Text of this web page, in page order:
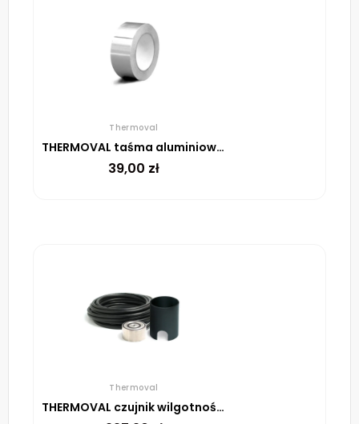
Thermoval
THERMOVAL taśma aluminiowa samoprzylepna, 48 mm, rolka 45 m
39,00 zł
Thermoval
THERMOVAL czujnik wilgotności i temperatury ETOG56, 10m